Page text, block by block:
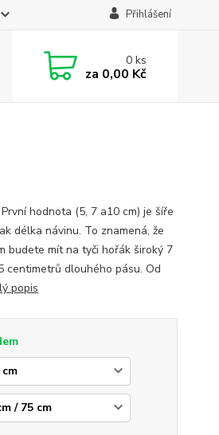
Přihlášení
0ks
za 0,00 Kč
hodnota (5, 7 a10 cm) je šíře
délka návinu. To znamená, že
budete mít na tyči hořák široký 7
centimetrů dlouhého pásu. Od
popis